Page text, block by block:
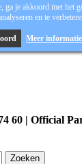
60 | Official
Zoeken
ga je akkoord met het
en te
Meer informatie